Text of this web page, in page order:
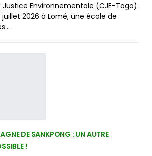
Justice Environnementale (CJE-Togo)
2026 à Lomé, une école de
DE SANKPONG : UN AUTRE
!